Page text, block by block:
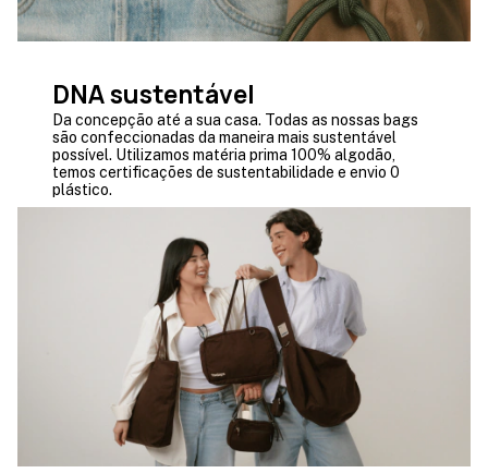
DNA sustentável
Da concepção até a sua casa. Todas as nossas bags
são confeccionadas da maneira mais sustentável
possível. Utilizamos matéria prima 100% algodão,
temos certificações de sustentabilidade e envio 0
plástico.